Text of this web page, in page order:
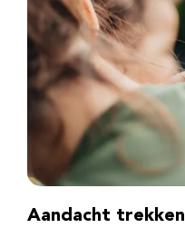
Aandacht trekken